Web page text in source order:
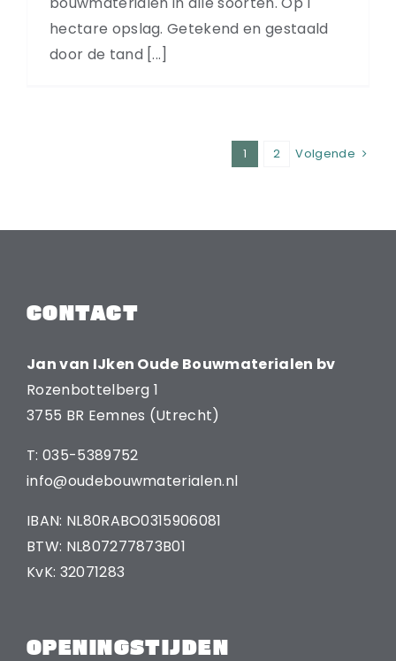
hectare opslag. Getekend en gestaald
door de tand [...]
1 2 Volgende
CONTACT
Jan van IJken Oude Bouwmaterialen bv
Rozenbottelberg 1
3755 BR Eemnes (Utrecht)
T: 035-5389752
info@oudebouwmaterialen.nl
IBAN: NL80RABO0315906081
BTW: NL807277873B01
KvK: 32071283
OPENINGSTIJDEN